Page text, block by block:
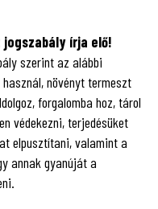
írja elő!
szerint az alábbi
növényt termeszt
forgalomba hoz, tárol
védekezni, terjedésüket
elpusztítani, valamint a
annak gyanúját a